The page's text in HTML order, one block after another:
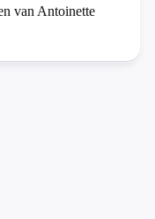
van Antoinette